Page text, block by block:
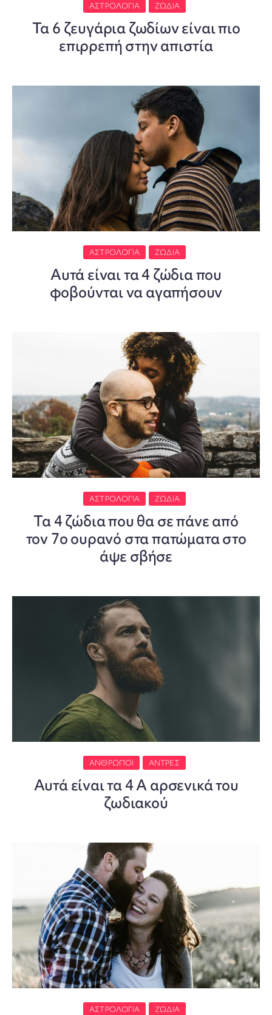
ΑΣΤΡΟΛΟΓΊΑ ΖΏΔΙΑ
Τα 6 ζευγάρια ζωδίων είναι πιο
επιρρεπή στην απιστία
ΑΣΤΡΟΛΟΓΊΑ ΖΏΔΙΑ
Αυτά είναι τα 4 ζώδια που
φοβούνται να αγαπήσουν
ΑΣΤΡΟΛΟΓΊΑ ΖΏΔΙΑ
Τα 4 ζώδια που θα σε πάνε από
τον 7ο ουρανό στα πατώματα στο
άψε σβήσε
ΆΝΘΡΩΠΟΙ ΆΝΤΡΕΣ
Αυτά είναι τα 4 Α αρσενικά του
ζωδιακού
ΑΣΤΡΟΛΟΓΊΑ ΖΏΔΙΑ